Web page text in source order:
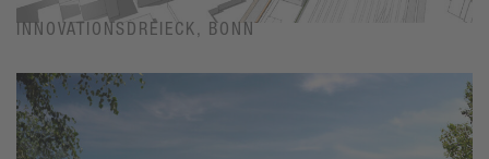
INNOVATIONSDREIECK, BONN